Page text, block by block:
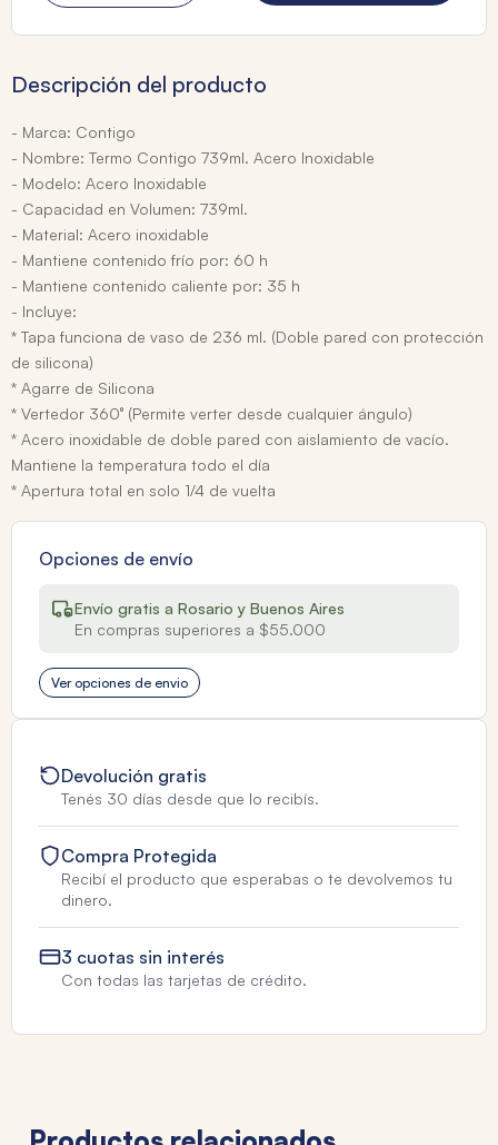
Descripción del producto
- Marca: Contigo
- Nombre: Termo Contigo 739ml. Acero Inoxidable
- Modelo: Acero Inoxidable
- Capacidad en Volumen: 739ml.
- Material: Acero inoxidable
- Mantiene contenido frío por: 60 h
- Mantiene contenido caliente por: 35 h
- Incluye:
* Tapa funciona de vaso de 236 ml. (Doble pared con protección
de silicona)
* Agarre de Silicona
* Vertedor 360° (Permite verter desde cualquier ángulo)
* Acero inoxidable de doble pared con aislamiento de vacío.
Mantiene la temperatura todo el día
* Apertura total en solo 1/4 de vuelta
Opciones de envío
Envío gratis a Rosario y Buenos Aires
En compras superiores a $55.000
Ver opciones de envio
Devolución gratis
Tenés 30 días desde que lo recibís.
Compra Protegida
Recibí el producto que esperabas o te devolvemos tu
dinero.
3 cuotas sin interés
Con todas las tarjetas de crédito.